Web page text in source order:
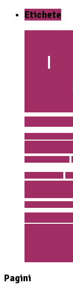
Etichete
Pagini